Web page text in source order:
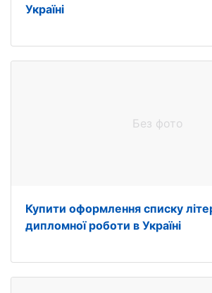
Україні
Без фото
Купити оформлення списку
дипломної роботи в Україні